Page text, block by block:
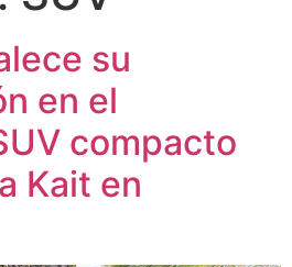
su
en el
compacto
Kait en